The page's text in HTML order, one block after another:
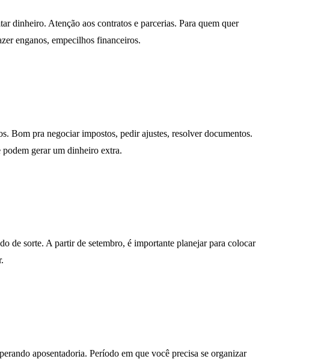
dinheiro. Atenção aos contratos e parcerias. Para quem quer
enganos, empecilhos financeiros.
Bom pra negociar impostos, pedir ajustes, resolver documentos.
podem gerar um dinheiro extra.
de sorte. A partir de setembro, é importante planejar para colocar
aposentadoria. Período em que você precisa se organizar